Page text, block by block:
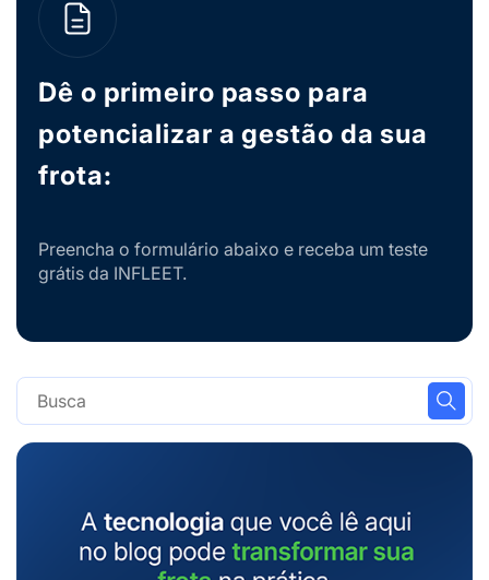
Dê o primeiro passo para
potencializar a gestão da sua
frota:
Preencha o formulário abaixo e receba um teste
grátis da INFLEET.